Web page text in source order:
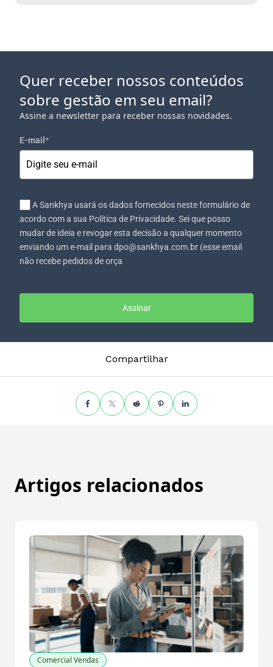
Quer receber nossos conteúdos
sobre gestão em seu email?
Assine a newsletter para receber nossas novidades.
E-mail*
A Sankhya usará os dados fornecidos neste formulário de
acordo com a sua Política de Privacidade. Sei que posso
mudar de ideia e revogar esta decisão a qualquer momento
enviando um e-mail para dpo@sankhya.com.br (esse email
não recebe pedidos de orça
Assinar
Compartilhar
Artigos relacionados
Comercial Vendas